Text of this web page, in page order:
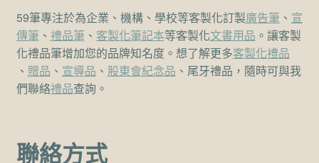
59筆專注於為企業、機構、學校等客製化訂製廣告筆、 宣
傳筆、 禮品筆、 客製化筆記本等客製化文書用品 。讓客製
化禮品筆增加您的品牌知名度。想了解更多客製化禮品
、 贈品 、 宣導品 、 股東會紀念品 、尾牙禮品，隨時可與我
們聯絡禮品查詢。
聯絡方式